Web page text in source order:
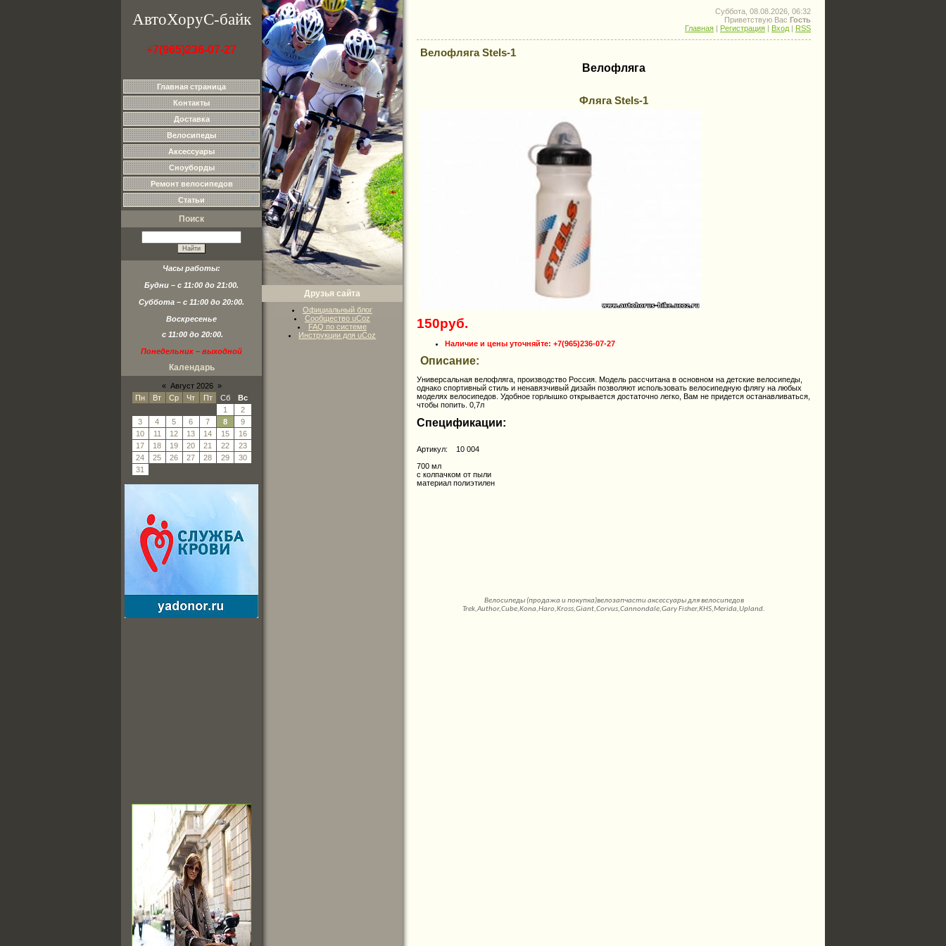
АвтоХоруС-байк
+7(965)236-07-27
Главная страница
Контакты
Доставка
Велосипеды
Аксессуары
Сноуборды
Ремонт велосипедов
Статьи
Поиск
Часы работы:
Будни – с 11:00 до 21:00.
Суббота – с 11:00 до 20:00.
Воскресенье
с 11:00 до 20:00.
Понедельник – выходной
Календарь
« Август 2026 »
Пн
Вт Ср Чт Пт Сб
Вс
1
2
3
4 5 6 7 8
9
10
11 12 13 14 15
16
17
18 19 20 21 22
23
24
25 26 27 28 29
30
31
Друзья сайта
Официальный блог
Сообщество uCoz
FAQ по системе
Инструкции для uCoz
Суббота, 08.08.2026, 06:32
Приветствую Вас Гость
Главная | Регистрация | Вход | RSS
Велофляга Stels-1
Велофляга
Фляга Stels-1
150руб.
Наличие и цены уточняйте: +7(965)236-07-27
Описание:
Универсальная велофляга, производство Россия. Модель рассчитана в основном на детские велосипеды,
однако спортивный стиль и ненавязчивый дизайн позволяют использовать велосипедную флягу на любых
моделях велосипедов. Удобное горлышко открывается достаточно легко, Вам не придется останавливаться,
чтобы попить. 0,7л
Спецификации:
Артикул: 10 004
700 мл
с колпачком от пыли
материал полиэтилен
Велосипеды (продажа и покупка)велозапчасти аксессуары для велосипедов
Trek,Author,Cube,Kona,Haro,Kross,Giant,Corvus,Cannondale,Gary Fisher,KHS,Merida,Upland.